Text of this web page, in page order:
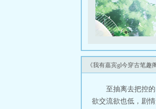
《我有嘉宾gl今穿古笔趣
至抽离去把控
欲交流欲也低，剧